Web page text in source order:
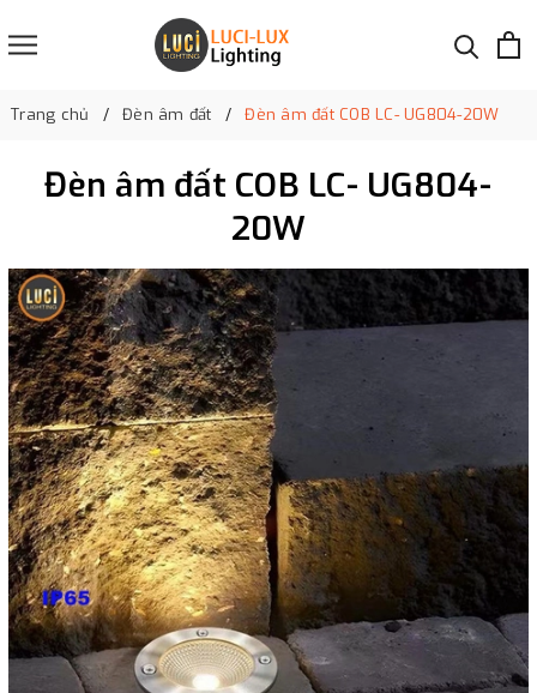
Trang chủ Đèn âm đất Đèn âm đất COB LC- UG804-20W
Đèn âm đất COB LC- UG804-
20W